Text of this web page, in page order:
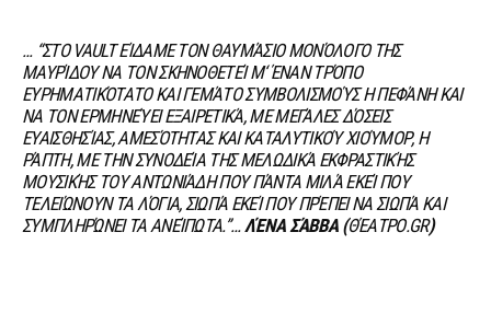
… “ΣΤΟ VAULT ΕΊΔΑΜΕ ΤΟΝ ΘΑΥΜΆΣΙΟ ΜΟΝΌΛΟΓΟ ΤΗΣ
ΜΑΥΡΊΔΟΥ ΝΑ ΤΟΝ ΣΚΗΝΟΘΕΤΕΊ Μ‘ΈΝΑΝ ΤΡΌΠΟ
ΕΥΡΗΜΑΤΙΚΌΤΑΤΟ ΚΑΙ ΓΕΜΆΤΟ ΣΥΜΒΟΛΙΣΜΟΎΣ Η ΠΕΦΆΝΗ ΚΑΙ
ΝΑ ΤΟΝ ΕΡΜΗΝΕΎΕΙ ΕΞΑΙΡΕΤΙΚΆ, ΜΕ ΜΕΓΆΛΕΣ ΔΌΣΕΙΣ
ΕΥΑΙΣΘΗΣΊΑΣ, ΑΜΕΣΌΤΗΤΑΣ ΚΑΙ ΚΑΤΑΛΥΤΙΚΟΎ ΧΙΟΎΜΟΡ, Η
ΡΆΠΤΗ, ΜΕ ΤΗΝ ΣΥΝΟΔΕΊΑ ΤΗΣ ΜΕΛΩΔΙΚΆ ΕΚΦΡΑΣΤΙΚΉΣ
ΜΟΥΣΙΚΉΣ ΤΟΥ ΑΝΤΩΝΙΆΔΗ ΠΟΥ ΠΆΝΤΑ ΜΙΛΆ ΕΚΕΊ ΠΟΥ
ΤΕΛΕΙΏΝΟΥΝ ΤΑ ΛΌΓΙΑ, ΣΙΩΠΆ ΕΚΕΊ ΠΟΥ ΠΡΈΠΕΙ ΝΑ ΣΙΩΠΆ ΚΑΙ
ΣΥΜΠΛΗΡΏΝΕΙ ΤΑ ΑΝΕΊΠΩΤΑ.”… ΛΈΝΑ ΣΆΒΒΑ (ΘΈΑΤΡΟ.GR)